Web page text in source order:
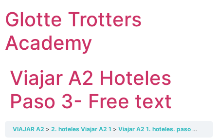
to
content
Glotte Trotters
Academy
Viajar A2 Hoteles
Paso 3- Free text
VIAJAR A2 2. hoteles Viajar A2 1 Viajar A2 1. hoteles. paso 3